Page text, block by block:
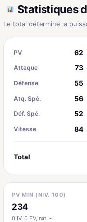
Statistiques
Le total détermine la
PV 62
Attaque 73
Défense 55
Atq. Spé. 56
Déf. Spé. 52
Vitesse 84
Total
PV MIN (NIV. 100)
234
0 IV, 0 EV, nat. -